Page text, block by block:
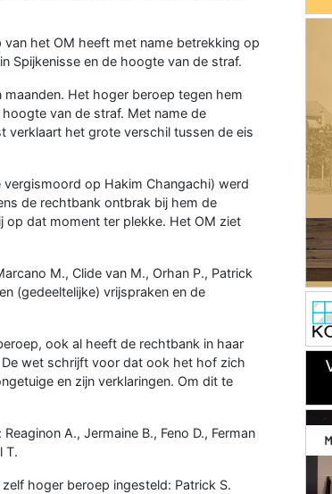
het OM heeft met name betrekking op
Spijkenisse en de hoogte van de straf.
Het hoger beroep tegen hem
van de straf. Met name de
verklaart het grote verschil tussen de eis
op Hakim Changachi) werd
de rechtbank ontbrak bij hem de
op dat moment ter plekke. Het OM ziet
M., Clide van M., Orhan P., Patrick
(gedeeltelijke) vrijspraken en de
ook al heeft de rechtbank in haar
wet schrijft voor dat ook het hof zich
en zijn verklaringen. Om dit te
A., Jermaine B., Feno D., Ferman
T.
hoger beroep ingesteld: Patrick S.